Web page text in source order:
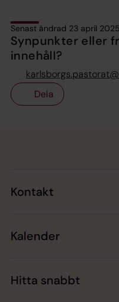
Senast ändrad 23 april 2025
Synpunkter eller
innehåll?
Dela
Kontakt
Kalender
Hitta snabbt